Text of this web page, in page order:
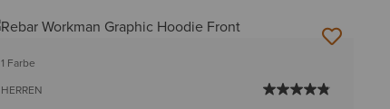
1 Farbe
HERREN